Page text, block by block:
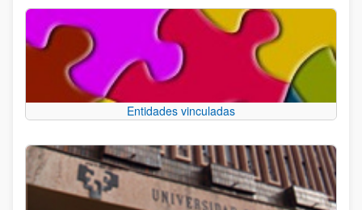
Entidades vinculadas